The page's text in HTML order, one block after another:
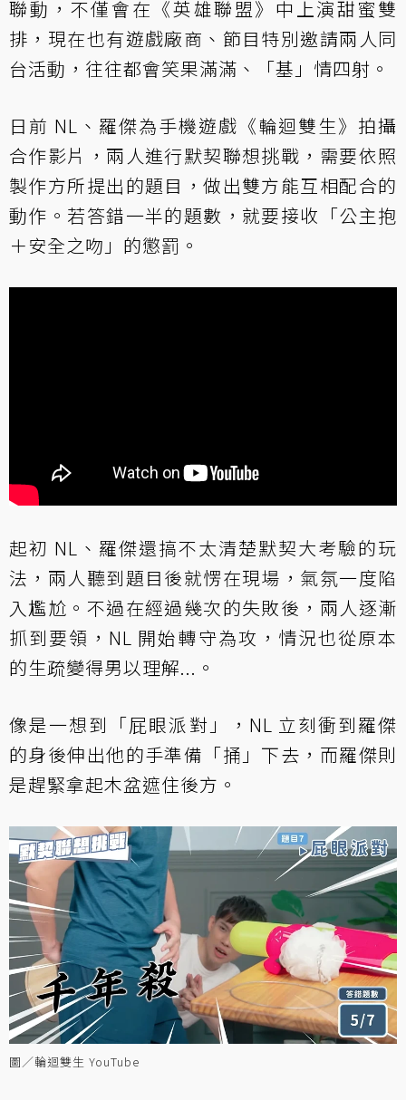
聯動，不僅會在《英雄聯盟》中上演甜蜜雙
排，現在也有遊戲廠商、節目特別邀請兩人同
台活動，往往都會笑果滿滿、「基」情四射。
日前 NL、羅傑為手機遊戲《輪迴雙生》拍攝
合作影片，兩人進行默契聯想挑戰，需要依照
製作方所提出的題目，做出雙方能互相配合的
動作。若答錯一半的題數，就要接收「公主抱
＋安全之吻」的懲罰。
起初 NL、羅傑還搞不太清楚默契大考驗的玩
法，兩人聽到題目後就愣在現場，氣氛一度陷
入尷尬。不過在經過幾次的失敗後，兩人逐漸
抓到要領，NL 開始轉守為攻，情況也從原本
的生疏變得男以理解...。
像是一想到「屁眼派對」，NL 立刻衝到羅傑
的身後伸出他的手準備「捅」下去，而羅傑則
是趕緊拿起木盆遮住後方。
圖／輪迴雙生 YouTube